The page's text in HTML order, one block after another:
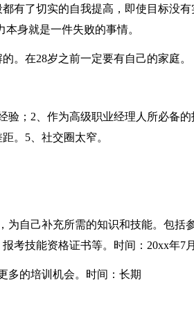
有了切实的自我提高，即使目标没
身就是一件失败的事情。
。在28岁之前一定要有自己的家庭。
；2、作为高级职业经理人所必备的
。5、社交圈太窄。
为自己补充所需的知识和技能。包括
考技能资格证书等。时间：20xx年7月
多的培训机会。时间：长期